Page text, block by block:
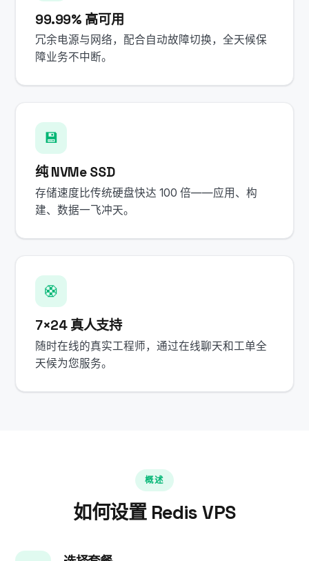
99.99% 高可用
冗余电源与网络，配合自动故障切换，全天候保
障业务不中断。
💾
纯 NVMe SSD
存储速度比传统硬盘快达 100 倍——应用、构
建、数据一飞冲天。
🛟
7×24 真人支持
随时在线的真实工程师，通过在线聊天和工单全
天候为您服务。
概述
如何设置 Redis VPS